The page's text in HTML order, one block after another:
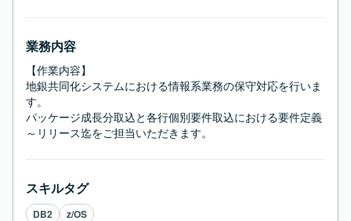
業務内容
【作業内容】
地銀共同化システムにおける情報系業務の保守対応を行いま
す。
パッケージ成長分取込と各行個別要件取込における要件定義
～リリース迄をご担当いただきます。
スキルタグ
DB2 z/OS